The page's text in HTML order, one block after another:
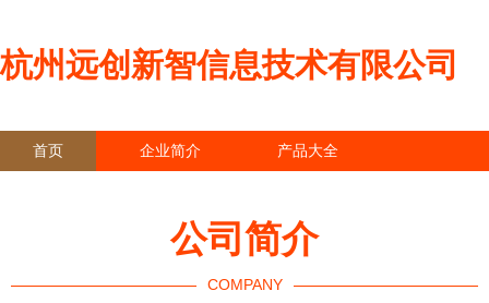
杭州远创新智信息技术有限公司
首页 企业简介 产品大全
公司简介
COMPANY